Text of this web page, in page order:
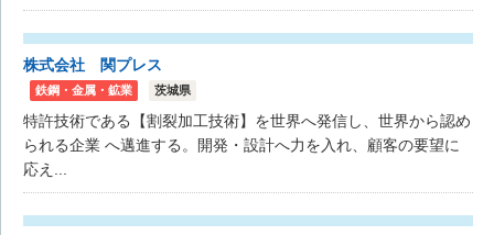
株式会社 関プレス
鉄鋼・金属・鉱業 茨城県
特許技術である【割裂加工技術】を世界へ発信し、世界から認め
られる企業 へ邁進する。開発・設計へ力を入れ、顧客の要望に
応え...